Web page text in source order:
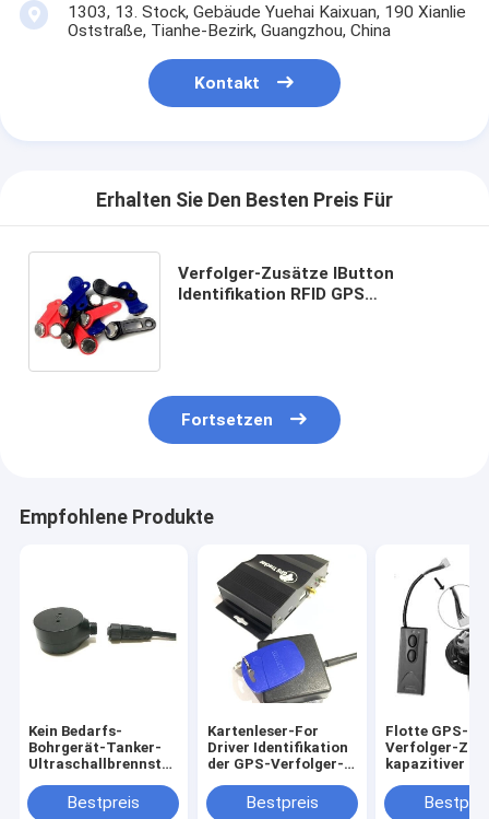
1303, 13. Stock, Gebäude Yuehai Kaixuan, 190 Xianlie
Oststraße, Tianhe-Bezirk, Guangzhou, China
Kontakt
Erhalten Sie Den Besten Preis Für
Verfolger-Zusätze IButton
Identifikation RFID GPS
Fortsetzen
Empfohlene Produkte
Kein Bedarfs-
Bohrgerät-Tanker-
Ultraschallbrennstoff-
Entdeckungs-freien
Brennstoff-
Bestpreis
Kartenleser-For
Driver Identifikation
der GPS-Verfolger-
identifizieren
RFID125K
Bestpreis
Flotte GPS-
Verfolger-
kapazitiver
Sensor